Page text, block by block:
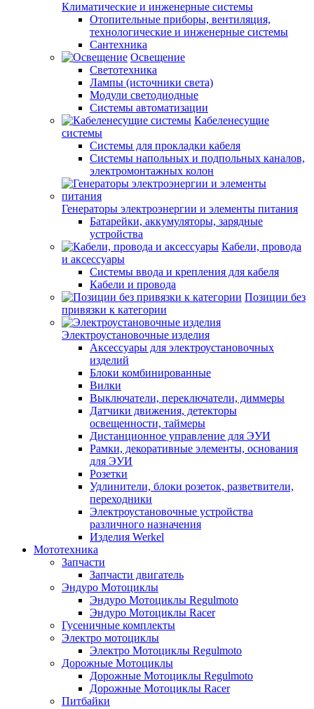
Климатические и инженерные системы
Отопительные приборы, вентиляция,
технологические и инженерные системы
Сантехника
Освещение
Светотехника
Лампы (источники света)
Модули светодиодные
Системы автоматизации
Кабеленесущие
системы
Системы для прокладки кабеля
Системы напольных и подпольных каналов,
электромонтажных колон
Генераторы электроэнергии и элементы питания
Батарейки, аккумуляторы, зарядные
устройства
Кабели, провода
и аксессуары
Системы ввода и крепления для кабеля
Кабели и провода
Позиции без
привязки к категории
Электроустановочные изделия
Аксессуары для электроустановочных
изделий
Блоки комбинированные
Вилки
Выключатели, переключатели, диммеры
Датчики движения, детекторы
освещенности, таймеры
Дистанционное управление для ЭУИ
Рамки, декоративные элементы, основания
для ЭУИ
Розетки
Удлинители, блоки розеток, разветвители,
переходники
Электроустановочные устройства
различного назначения
Изделия Werkel
Мототехника
Запчасти
Запчасти двигатель
Эндуро Мотоциклы
Эндуро Мотоциклы Regulmoto
Эндуро Мотоциклы Racer
Гусеничные комплекты
Электро мотоциклы
Электро Мотоциклы Regulmoto
Дорожные Мотоциклы
Дорожные Мотоциклы Regulmoto
Дорожные Мотоциклы Racer
Питбайки